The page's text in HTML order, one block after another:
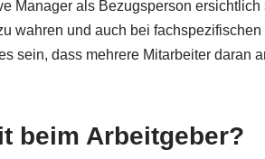
Manager als Bezugsperson
wahren und auch bei
sein, dass mehrere Mitarbeiter daran
beim Arbeitgeber?